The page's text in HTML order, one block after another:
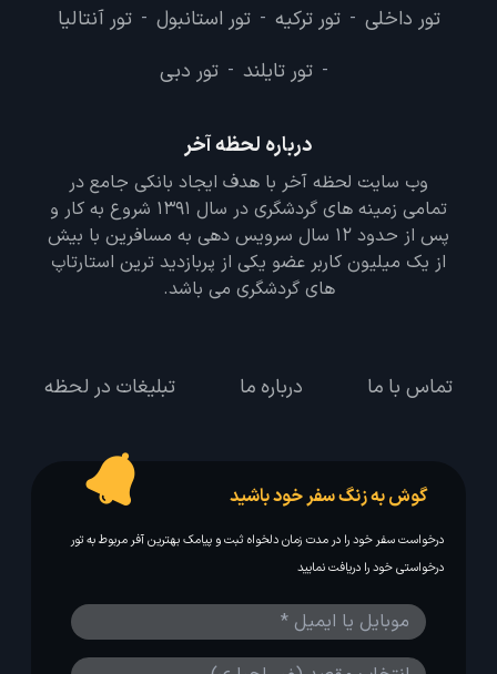
تور داخلی - تور ترکیه - تور استانبول - تور آنتالیا
- تور تایلند - تور دبی
درباره لحظه آخر
وب سایت لحظه آخر با هدف ایجاد بانکی جامع در
تمامی زمینه های گردشگری در سال 1391 شروع به کار و
پس از حدود 12 سال سرویس دهی به مسافرین با بیش
از یک میلیون کاربر عضو یکی از پربازدید ترین استارتاپ
های گردشگری می باشد.
تماس با ما درباره ما تبلیغات در لحظه
گوش به زنگ سفر خود باشید
درخواست سفر خود را در مدت زمان دلخواه ثبت و پیامک بهترین آفر مربوط به تور
درخواستی خود را دریافت نمایید